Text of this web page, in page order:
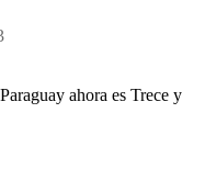
ahora es Trece y